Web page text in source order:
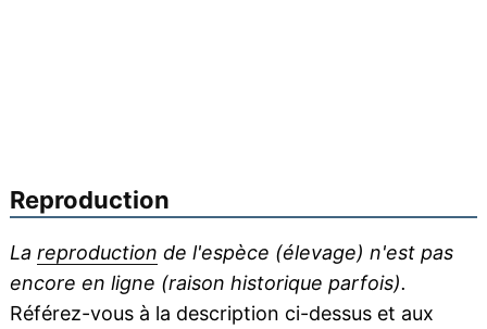
Reproduction
La reproduction de l'espèce (élevage) n'est pas
encore en ligne (raison historique parfois).
Référez-vous à la description ci-dessus et aux